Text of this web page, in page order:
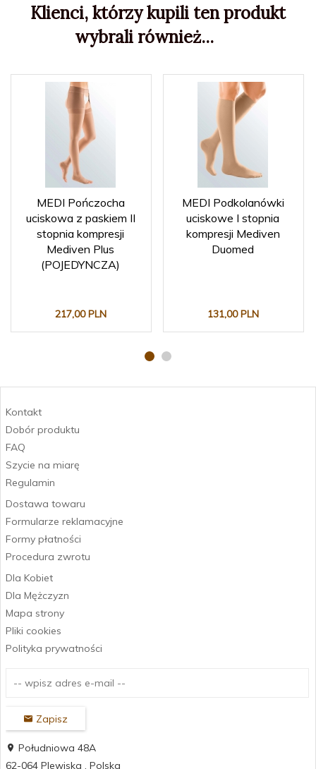
Klienci, którzy kupili ten produkt
wybrali również...
MEDI Pończocha
uciskowa z paskiem II
stopnia kompresji
Mediven Plus
(POJEDYNCZA)
217,00 PLN
MEDI Podkolanówki
uciskowe I stopnia
kompresji Mediven
Duomed
131,00 PLN
Kontakt
Dobór produktu
FAQ
Szycie na miarę
Regulamin
Dostawa towaru
Formularze reklamacyjne
Formy płatności
Procedura zwrotu
Dla Kobiet
Dla Mężczyzn
Mapa strony
Pliki cookies
Polityka prywatności
Zapisz
Południowa 48A
62-064 Plewiska , Polska